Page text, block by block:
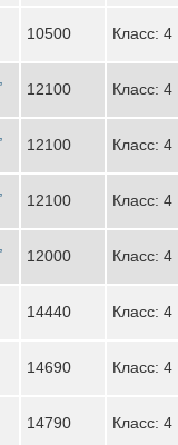
10500 Класс: 4
12100 Класс: 4
12100 Класс: 4
12100 Класс: 4
12000 Класс: 4
14440 Класс: 4
14690 Класс: 4
14790 Класс: 4